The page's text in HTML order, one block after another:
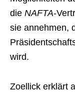
die NAFTA-
sie annehmen,
wird.
Zoellick erklärt